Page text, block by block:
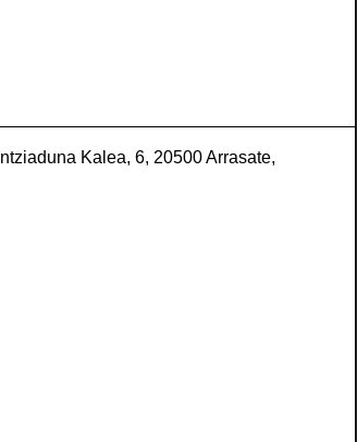
Kalea, 6, 20500 Arrasate,